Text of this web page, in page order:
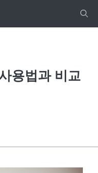
용법과 비교